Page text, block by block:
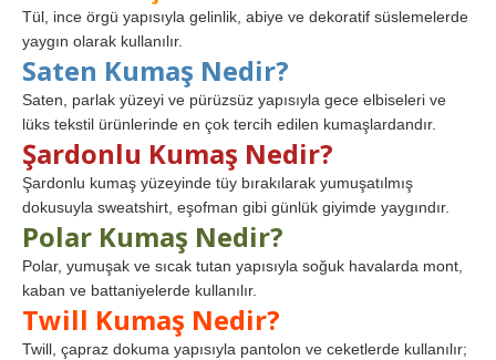
Tül, ince örgü yapısıyla gelinlik, abiye ve dekoratif süslemelerde
yaygın olarak kullanılır.
Saten Kumaş Nedir?
Saten, parlak yüzeyi ve pürüzsüz yapısıyla gece elbiseleri ve
lüks tekstil ürünlerinde en çok tercih edilen kumaşlardandır.
Şardonlu Kumaş Nedir?
Şardonlu kumaş yüzeyinde tüy bırakılarak yumuşatılmış
dokusuyla sweatshirt, eşofman gibi günlük giyimde yaygındır.
Polar Kumaş Nedir?
Polar, yumuşak ve sıcak tutan yapısıyla soğuk havalarda mont,
kaban ve battaniyelerde kullanılır.
Twill Kumaş Nedir?
Twill, çapraz dokuma yapısıyla pantolon ve ceketlerde kullanılır;